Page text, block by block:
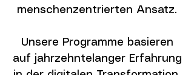
menschenzentrierten Ansatz.
Unsere Programme basieren
auf jahrzehntelanger Erfahrung